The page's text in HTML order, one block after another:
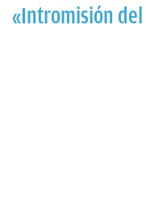
«Intromisión